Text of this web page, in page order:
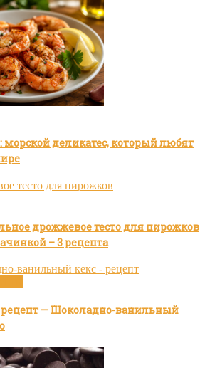
морской деликатес, который любят
дрожжевое тесто для пирожков
– 3 рецепта
— Шоколадно-ванильный